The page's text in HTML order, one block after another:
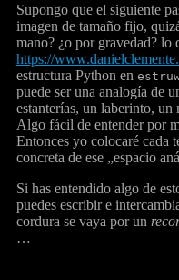
Supongo que el siguiente
imagen de tamaño fijo,
mano? ¿o por gravedad? lo
https://
estructura Python en
puede ser una analogía de
estanterías, un laberinto,
Algo fácil de entender por
Entonces yo colocaré cada
concreta de ese „espacio
Si has entendido algo de
puedes escribir e
cordura se vaya por un
…